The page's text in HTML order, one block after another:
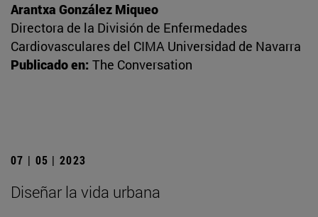
Arantxa González Miqueo
Directora de la División de Enfermedades
Cardiovasculares del CIMA Universidad de Navarra
Publicado en: The Conversation
07 | 05 | 2023
Diseñar la vida urbana